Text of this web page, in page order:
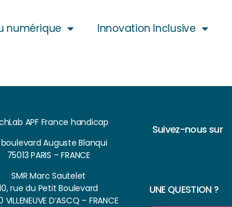
numérique Innovation Inclusive
APF France handicap
boulevard Auguste Blanqui
75013 PARIS – FRANCE
SMR Marc Sautelet
rue du Petit Boulevard
D’ASCQ – FRANCE
Suivez-nous sur
UNE QUESTION ?